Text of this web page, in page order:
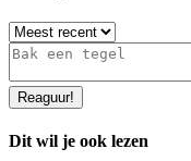
Reaguur!
Dit wil je ook lezen